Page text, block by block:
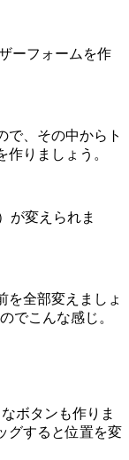
ーフォームを作
で、その中からト
りましょう。
が変えられま
を全部変えましょ
でこんな感じ。
ボタンも作りま
グすると位置を変